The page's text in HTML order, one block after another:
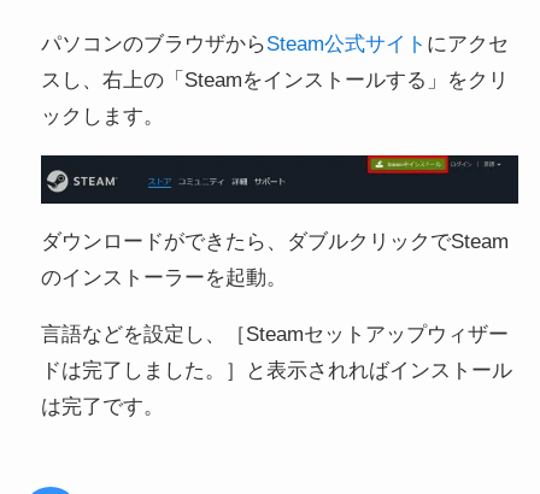
パソコンのブラウザからSteam公式サイト にアクセ
スし、右上の「Steamをインストールする」をクリ
ックします。
ダウンロードができたら、ダブルクリックでSteam
のインストーラーを起動。
言語などを設定し、［Steamセットアップウィザー
ドは完了しました。］と表示されればインストール
は完了です。